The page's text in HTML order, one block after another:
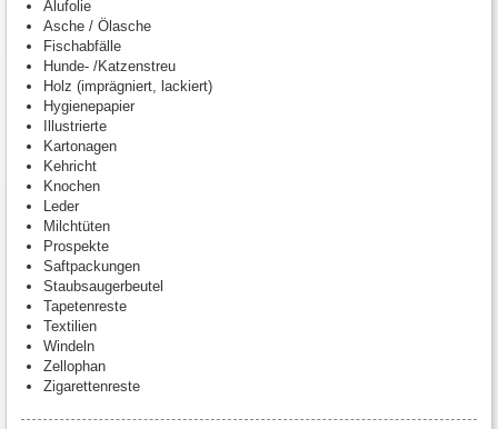
Alufolie
Asche / Ölasche
Fischabfälle
Hunde- /Katzenstreu
Holz (imprägniert, lackiert)
Hygienepapier
Illustrierte
Kartonagen
Kehricht
Knochen
Leder
Milchtüten
Prospekte
Saftpackungen
Staubsaugerbeutel
Tapetenreste
Textilien
Windeln
Zellophan
Zigarettenreste